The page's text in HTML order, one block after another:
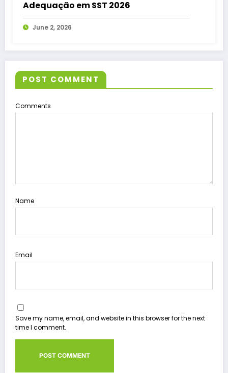
Adequação em SST 2026
June 2, 2026
POST COMMENT
Comments
Name
Email
Save my name, email, and website in this browser for the next
time I comment.